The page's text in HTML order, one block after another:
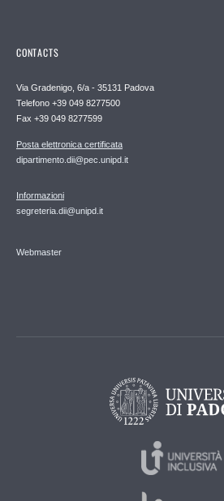
CONTACTS
Via Gradenigo, 6/a - 35131 Padova
Telefono +39 049 8277500
Fax +39 049 8277599
Posta elettronica certificata
dipartimento.dii@pec.unipd.it
Informazioni
segreteria.dii@unipd.it
Webmaster